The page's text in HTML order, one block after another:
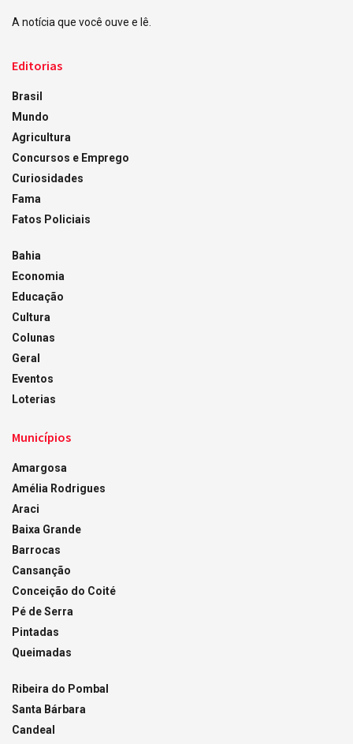
A notícia que você ouve e lê.
Editorias
Brasil
Mundo
Agricultura
Concursos e Emprego
Curiosidades
Fama
Fatos Policiais
Bahia
Economia
Educação
Cultura
Colunas
Geral
Eventos
Loterias
Municípios
Amargosa
Amélia Rodrigues
Araci
Baixa Grande
Barrocas
Cansanção
Conceição do Coité
Pé de Serra
Pintadas
Queimadas
Ribeira do Pombal
Santa Bárbara
Candeal